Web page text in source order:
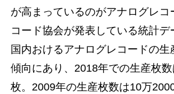
が高まっているのがアナログレコ
コード協会が発表している統計デ
国内おけるアナログレコードの生
傾向にあり、2018年での生産枚
枚。2009年の生産枚数は10万